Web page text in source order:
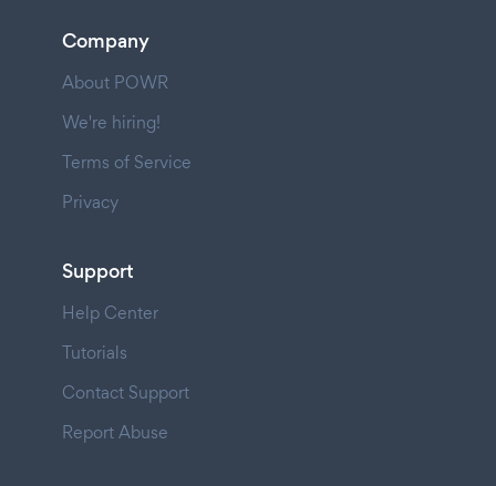
Company
About POWR
We're hiring!
Terms of Service
Privacy
Support
Help Center
Tutorials
Contact Support
Report Abuse